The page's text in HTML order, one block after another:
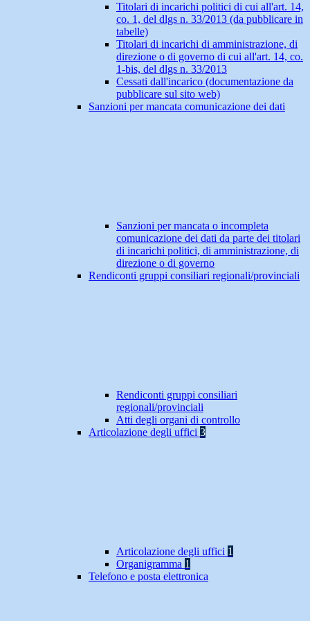
Titolari di incarichi politici di cui all'art. 14,
co. 1, del dlgs n. 33/2013 (da pubblicare in
tabelle)
Titolari di incarichi di amministrazione, di
direzione o di governo di cui all'art. 14, co.
1-bis, del dlgs n. 33/2013
Cessati dall'incarico (documentazione da
pubblicare sul sito web)
Sanzioni per mancata comunicazione dei dati
Sanzioni per mancata o incompleta
comunicazione dei dati da parte dei titolari
di incarichi politici, di amministrazione, di
direzione o di governo
Rendiconti gruppi consiliari regionali/provinciali
Rendiconti gruppi consiliari
regionali/provinciali
Atti degli organi di controllo
Articolazione degli uffici 3
Articolazione degli uffici 1
Organigramma 1
Telefono e posta elettronica